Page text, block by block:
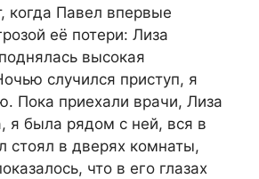
когда Павел впервые
её потери: Лиза
высокая
случился приступ, я
Пока приехали врачи, Лиза
я была рядом с ней, вся в
стоял в дверях комнаты,
что в его глазах